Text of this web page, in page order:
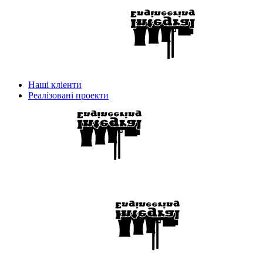
Наші кліенти
Реалізовані проекти